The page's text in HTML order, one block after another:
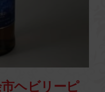
ヘビリーピ